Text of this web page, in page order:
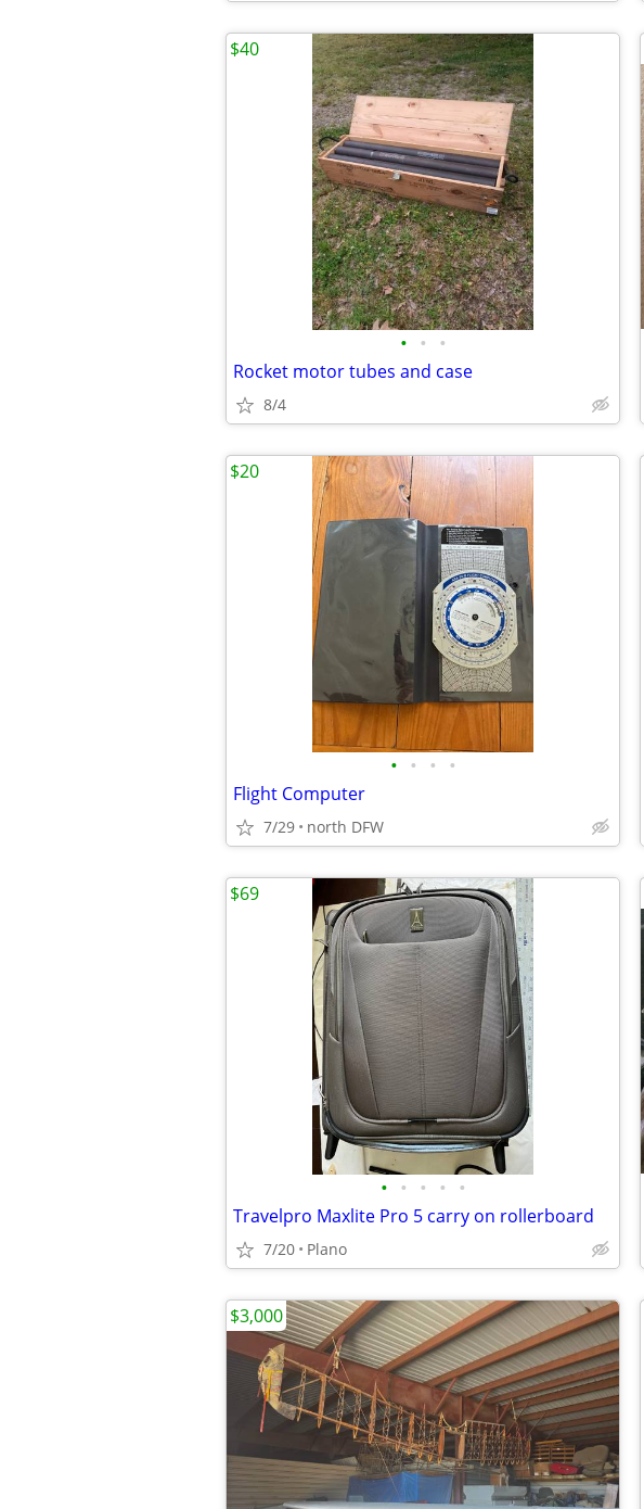
• • •
Rocket motor tubes and case
8/4
$40
• • • •
Flight Computer
7/29 north DFW
$20
• • • • •
Travelpro Maxlite Pro 5 carry on rollerboard
7/20 Plano
$69
$3,000